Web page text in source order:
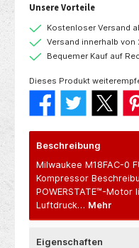
Unsere Vorteile
Kostenloser Versand
Versand innerhalb von
Bequemer Kauf auf
Dieses Produkt
Beschreibung
Milwaukee M18FAC-0
Kompressor
POWERSTATE™-
Luftdruck… Mehr
Eigenschaften